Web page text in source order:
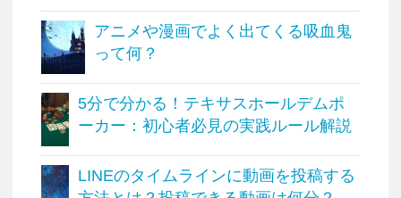
アニメや漫画でよく出てくる吸血鬼
って何？
5分で分かる！テキサスホールデムポ
ーカー：初心者必見の実践ルール解説
LINEのタイムラインに動画を投稿する